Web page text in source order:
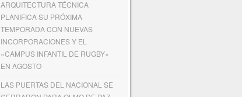
ARQUITECTURA TÉCNICA
PLANIFICA SU PRÓXIMA
TEMPORADA CON NUEVAS
INCORPORACIONES Y EL
«CAMPUS INFANTIL DE RUGBY»
EN AGOSTO
LAS PUERTAS DEL NACIONAL SE